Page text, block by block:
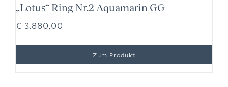
„Lotus“ Ring Nr.2 Aquamarin GG
€ 3.880,00